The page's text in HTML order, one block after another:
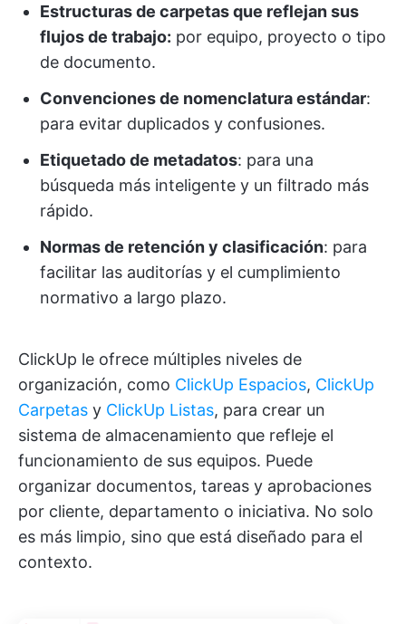
Estructuras de carpetas que reflejan sus
flujos de trabajo: por equipo, proyecto o tipo
de documento.
Convenciones de nomenclatura estándar:
para evitar duplicados y confusiones.
Etiquetado de metadatos: para una
búsqueda más inteligente y un filtrado más
rápido.
Normas de retención y clasificación: para
facilitar las auditorías y el cumplimiento
normativo a largo plazo.
ClickUp le ofrece múltiples niveles de
organización, como ClickUp Espacios, ClickUp
Carpetas y ClickUp Listas, para crear un
sistema de almacenamiento que refleje el
funcionamiento de sus equipos. Puede
organizar documentos, tareas y aprobaciones
por cliente, departamento o iniciativa. No solo
es más limpio, sino que está diseñado para el
contexto.